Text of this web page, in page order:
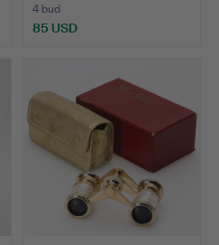
4 bud
85 USD